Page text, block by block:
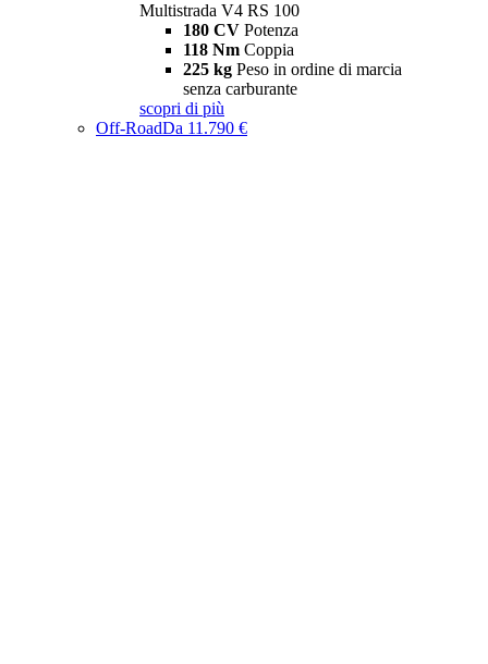
Multistrada V4 RS 100
180 CV Potenza
118 Nm Coppia
225 kg Peso in ordine di marcia
senza carburante
scopri di più
Off-RoadDa 11.790 €